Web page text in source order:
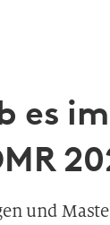
es im
und